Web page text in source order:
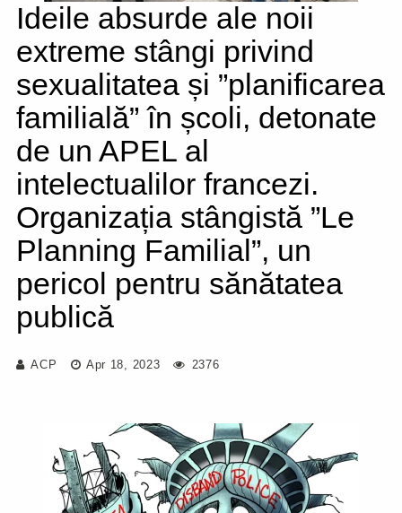
Ideile absurde ale noii
extreme stângi privind
sexualitatea și ”planificarea
familială” în școli, detonate
de un APEL al
intelectualilor francezi.
Organizația stângistă ”Le
Planning Familial”, un
pericol pentru sănătatea
publică
ACP Apr 18, 2023 2376